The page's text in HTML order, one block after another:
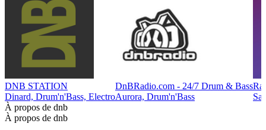
DNB STATION
Dinard, Drum'n'Bass, Electro
DnBRadio.com - 24/7 Drum & Bass
Aurora, Drum'n'Bass
À propos de dnb
À propos de dnb